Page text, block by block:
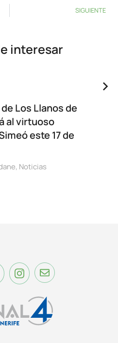
SIGUIENTE
interesar
Los Llanos de
al virtuoso
este 17 de
, Noticias